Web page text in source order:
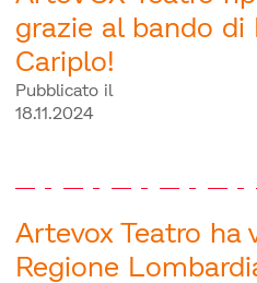
grazie al bando di
Cariplo!
Pubblicato il
18.11.2024
Artevox Teatro ha
Regione